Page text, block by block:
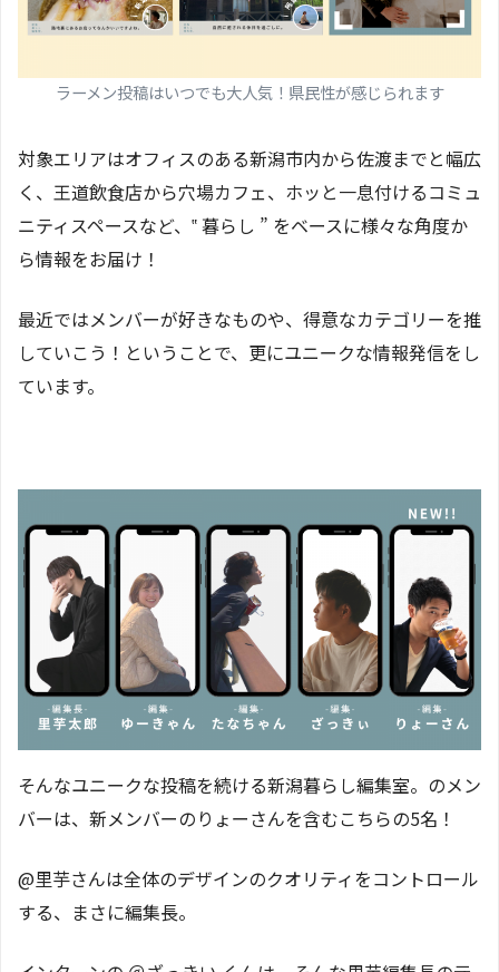
ラーメン投稿はいつでも大人気！県民性が感じられます
対象エリアはオフィスのある新潟市内から佐渡までと幅広
く、王道飲食店から穴場カフェ、ホッと一息付けるコミュ
ニティスペースなど、‟ 暮らし ” をベースに様々な角度か
ら情報をお届け！
最近ではメンバーが好きなものや、得意なカテゴリーを推
していこう！ということで、更にユニークな情報発信をし
ています。
そんなユニークな投稿を続ける新潟暮らし編集室。のメン
バーは、新メンバーのりょーさんを含むこちらの5名！
@里芋さんは全体のデザインのクオリティをコントロール
する、まさに編集長。